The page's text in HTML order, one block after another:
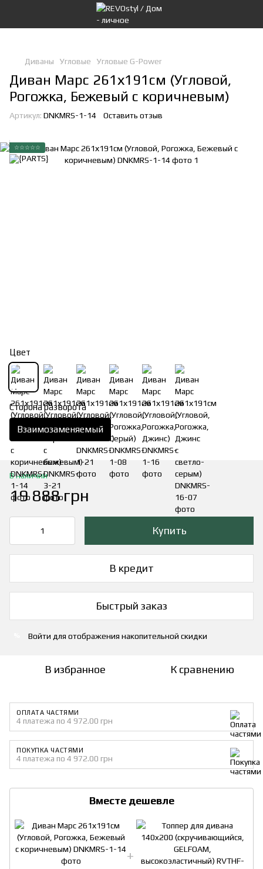
Диваны Угловые Угловые G-Power
Диван Марс 261х191см (Угловой,
Рогожка, Бежевый с коричневым)
Артикул: DNKMRS-1-14 Оставить отзыв
☆☆☆☆☆
Цвет
Сторона разворота
Взаимозаменяемый
В наличии
19 888 грн
Купить
В кредит
Быстрый заказ
Войти для отображения накопительной скидки
В избранное К сравнению
ОПЛАТА ЧАСТЯМИ
4 платежа по 4 972.00 грн
ПОКУПКА ЧАСТЯМИ
4 платежа по 4 972.00 грн
Вместе дешевле